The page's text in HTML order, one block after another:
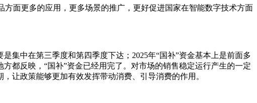
面更多的应用，更多场景的推广，更好促进国家在智能数字技术方面
中在第三季度和第四季度下达；2025年“国补”资金基本上是前面多
都反映，“国补”资金已经用完了。对市场的销售稳定运行产生的一定
让政策能够更加有效发挥带动消费、引导消费的作用。